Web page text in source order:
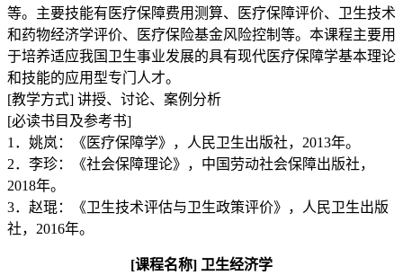
等。主要技能有医疗保障费用测算、医疗保障评价、卫生技术
和药物经济学评价、医疗保险基金风险控制等。本课程主要用
于培养适应我国卫生事业发展的具有现代医疗保障学基本理论
和技能的应用型专门人才。
[教学方式] 讲授、讨论、案例分析
[必读书目及参考书]
1 ．姚岚：《医疗保障学》，人民卫生出版社， 2013年。
2．李珍：《社会保障理论》，中国劳动社会保障出版社，
2018年。
3．赵琨：《卫生技术评估与卫生政策评价》，人民卫生出版
社， 2016年。
[课程名称] 卫生经济学